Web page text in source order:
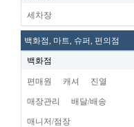
세차장
백화점, 마트, 슈퍼, 편의점
백화점
편매원 캐셔 진열
매장관리 배달/배송
매니저/점장